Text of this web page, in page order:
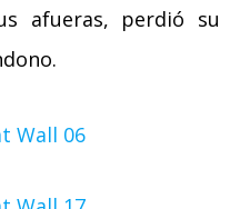
afueras, perdió su